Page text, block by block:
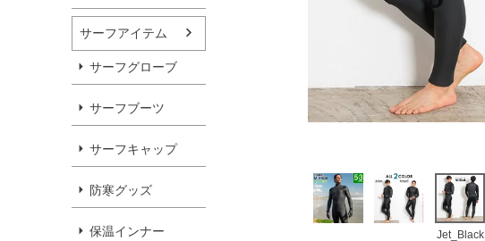
サーフアイテム
サーフグローブ
サーフブーツ
サーフキャップ
防寒グッズ
保温インナー Jet_Black